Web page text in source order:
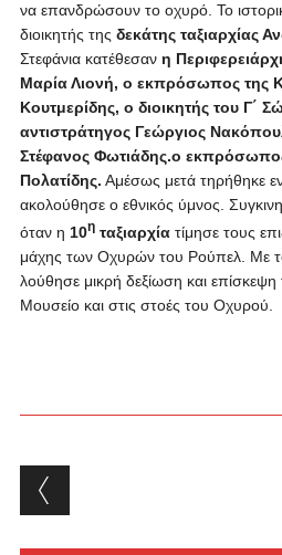
να ε­παν­δρώ­σουν το ο­χυ­ρό. Το
διοι­κη­τής της δε­κά­της τα­ξιαρ­χί­ας
Στεφάνια κατέθεσαν η
Μαρία Λιονή, ο εκπρόσωπος της
Κουτμερίδης, ο διοικητής του Γ΄
αντιστράτηγοςΓεώργιος
Στέφανος Φωτιάδης.ο
Πολατίδης. Αμέσως μετά τηρήθηκε
ακολούθησε ο εθνικός ύμνος.
ό­ταν η 10ητα­ξιαρ­χί­ατί­μη­σε τους
μά­χης των Ο­χυ­ρών του Ρού­πελ. Με
λού­θη­σε μι­κρή δε­ξί­ω­ση και
Μου­σεί­ο και στις στο­ές του Ο­χυ­ρού.
Post